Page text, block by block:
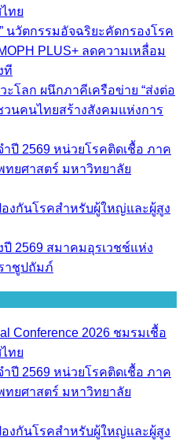
ทย
นวัตกรรมอัจฉริยะคัดกรองโรค
PLUS+ ลดความเหลื่อม
ที
ะโลก ผนึกภาคีเครือข่าย “ส่งต่อ
นคนไทยสร้างสังคมแห่งการ
ปี 2569 หน่วยโรคติดเชื้อ ภาค
ยศาสตร์ มหาวิทยาลัย
งกันโรคสำหรับผู้ใหญ่และผู้สูง
2569 สมาคมอุรเวชช์แห่ง
าชูปถัมภ์
Conference 2026 ชมรมเชื้อ
ทย
ปี 2569 หน่วยโรคติดเชื้อ ภาค
ยศาสตร์ มหาวิทยาลัย
งกันโรคสำหรับผู้ใหญ่และผู้สูง